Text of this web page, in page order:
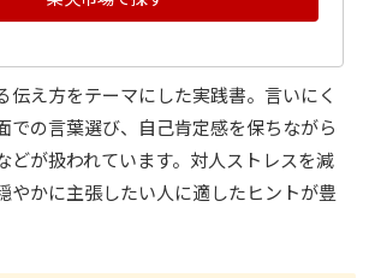
伝え方をテーマにした実践書。言いにく
での言葉選び、自己肯定感を保ちながら
どが扱われています。対人ストレスを減
やかに主張したい人に適したヒントが豊